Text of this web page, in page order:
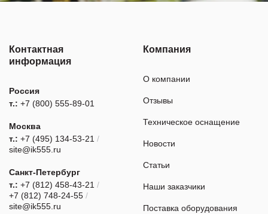
Контактная
информация
Россия
т.: +7 (800) 555-89-01
Москва
т.: +7 (495) 134-53-21 /
site@ik555.ru
Санкт-Петербург
т.: +7 (812) 458-43-21 /
+7 (812) 748-24-55 /
site@ik555.ru
Компания
О компании
Отзывы
Техническое оснащение
Новости
Статьи
Наши заказчики
Поставка оборудования